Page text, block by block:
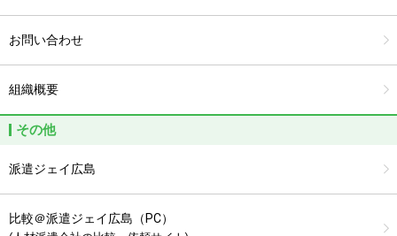
お問い合わせ
組織概要
その他
派遣ジェイ広島
比較＠派遣ジェイ広島（PC）